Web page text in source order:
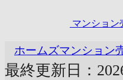
マンション
ホームズマンション
最終更新日：